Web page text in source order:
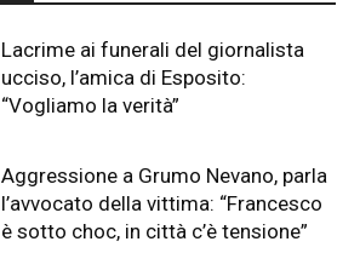
Lacrime ai funerali del giornalista
ucciso, l’amica di Esposito:
“Vogliamo la verità”
Aggressione a Grumo Nevano, parla
l’avvocato della vittima: “Francesco
è sotto choc, in città c’è tensione”